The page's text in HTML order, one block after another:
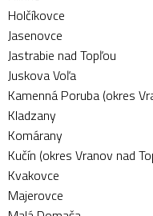
Holčíkovce
Jasenovce
Jastrabie nad Topľou
Juskova Voľa
Kamenná Poruba (okres
Kladzany
Komárany
Kučín (okres Vranov nad
Kvakovce
Majerovce